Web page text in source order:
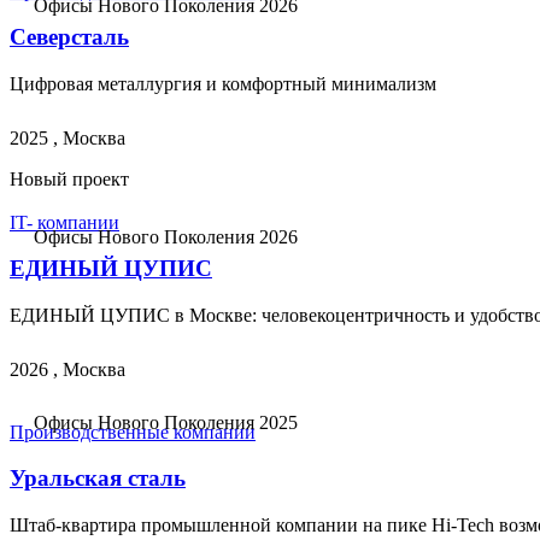
Офисы Нового Поколения 2026
Северсталь
Цифровая металлургия и комфортный минимализм
2025 , Москва
Новый проект
Офисы Нового Поколения 2026
IT- компании
ЕДИНЫЙ ЦУПИС
ЕДИНЫЙ ЦУПИС в Москве: человекоцентричность и
2026 , Москва
Офисы Нового Поколения 2025
Производственные компании
Уральская сталь
Штаб-квартира промышленной компании на пике Hi-Tech